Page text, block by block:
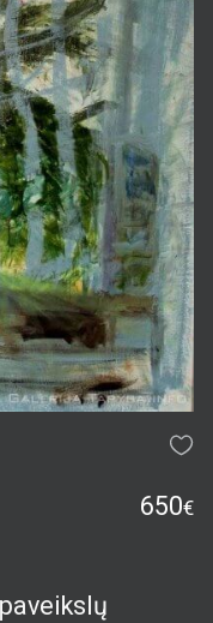
650€